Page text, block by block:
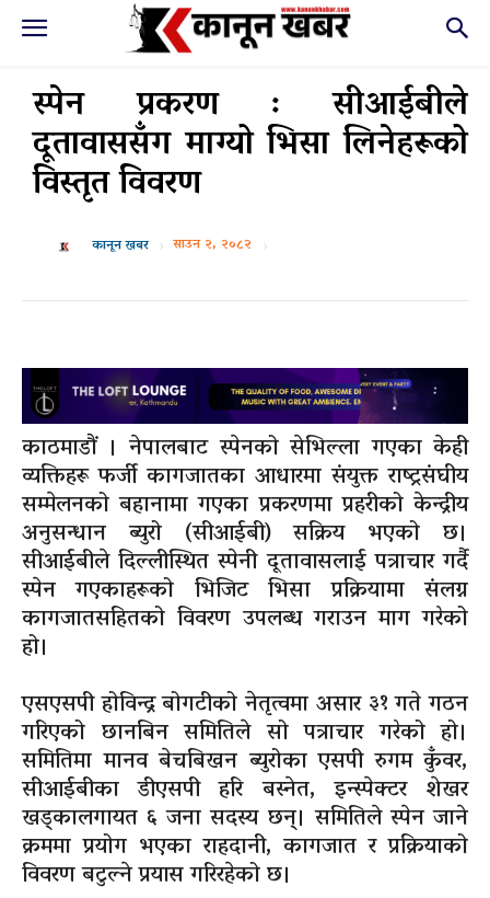
स्पेन प्रकरण : सीआईबीले
दूतावाससँग माग्यो भिसा लिनेहरूको
विस्तृत विवरण
कानून खबर साउन २, २०८२
काठमाडौं । नेपालबाट स्पेनको सेभिल्ला गएका केही
व्यक्तिहरू फर्जी कागजातका आधारमा संयुक्त राष्ट्रसंघीय
सम्मेलनको बहानामा गएका प्रकरणमा प्रहरीको केन्द्रीय
अनुसन्धान ब्युरो (सीआईबी) सक्रिय भएको छ।
सीआईबीले दिल्लीस्थित स्पेनी दूतावासलाई पत्राचार गर्दै
स्पेन गएकाहरूको भिजिट भिसा प्रक्रियामा संलग्न
कागजातसहितको विवरण उपलब्ध गराउन माग गरेको
हो।
एसएसपी होविन्द्र बोगटीको नेतृत्वमा असार ३१ गते गठन
गरिएको छानबिन समितिले सो पत्राचार गरेको हो।
समितिमा मानव बेचबिखन ब्युरोका एसपी रुगम कुँवर,
सीआईबीका डीएसपी हरि बस्नेत, इन्स्पेक्टर शेखर
खड्कालगायत ६ जना सदस्य छन्। समितिले स्पेन जाने
क्रममा प्रयोग भएका राहदानी, कागजात र प्रक्रियाको
विवरण बटुल्ने प्रयास गरिरहेको छ।